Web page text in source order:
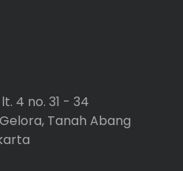
4 no. 31 - 34
Tanah Abang